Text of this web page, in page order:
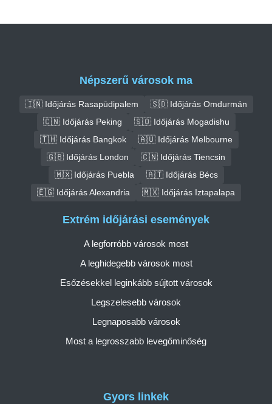
Népszerű városok ma
🇮🇳 Időjárás Rasapūdipalem
🇸🇩 Időjárás Omdurmán
🇨🇳 Időjárás Peking
🇸🇴 Időjárás Mogadishu
🇹🇭 Időjárás Bangkok
🇦🇺 Időjárás Melbourne
🇬🇧 Időjárás London
🇨🇳 Időjárás Tiencsin
🇲🇽 Időjárás Puebla
🇦🇹 Időjárás Bécs
🇪🇬 Időjárás Alexandria
🇲🇽 Időjárás Iztapalapa
Gyors linkek
Extrém időjárási események
A legforróbb városok most
A leghidegebb városok most
Esőzésekkel leginkább sújtott városok
Legszelesebb városok
Legnaposabb városok
Most a legrosszabb levegőminőség